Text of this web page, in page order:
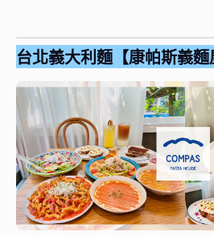
台北義大利麵【康帕斯義麵